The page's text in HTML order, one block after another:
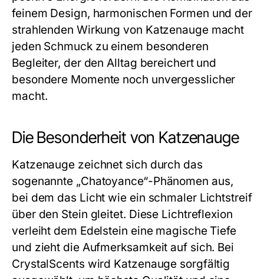
feinem Design, harmonischen Formen und der
strahlenden Wirkung von Katzenauge macht
jeden Schmuck zu einem besonderen
Begleiter, der den Alltag bereichert und
besondere Momente noch unvergesslicher
macht.
Die Besonderheit von Katzenauge
Katzenauge zeichnet sich durch das
sogenannte „Chatoyance“-Phänomen aus,
bei dem das Licht wie ein schmaler Lichtstreif
über den Stein gleitet. Diese Lichtreflexion
verleiht dem Edelstein eine magische Tiefe
und zieht die Aufmerksamkeit auf sich. Bei
CrystalScents wird Katzenauge sorgfältig